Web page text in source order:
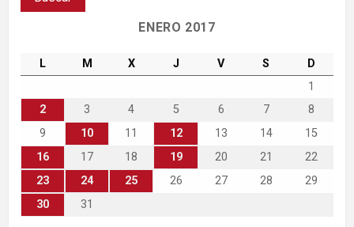
ENERO 2017
L M X J V S
D
1
2
3 4 5 6 7
8
9
10 11 12 13 14
15
16
17 18 19 20 21
22
23
24 25 26 27 28
29
30
31